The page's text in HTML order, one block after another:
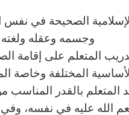
الصحيحة في نفس
وجسمه وعقله ولغته
المتعلم على إقامة
المختلفة وخاصة
المتعلم بالقدر
الله عليه في نفسه،